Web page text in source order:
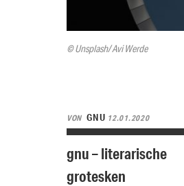
© Unsplash/ Avi Werde
VON GNU 12.01.2020
gnu – literarische
grotesken